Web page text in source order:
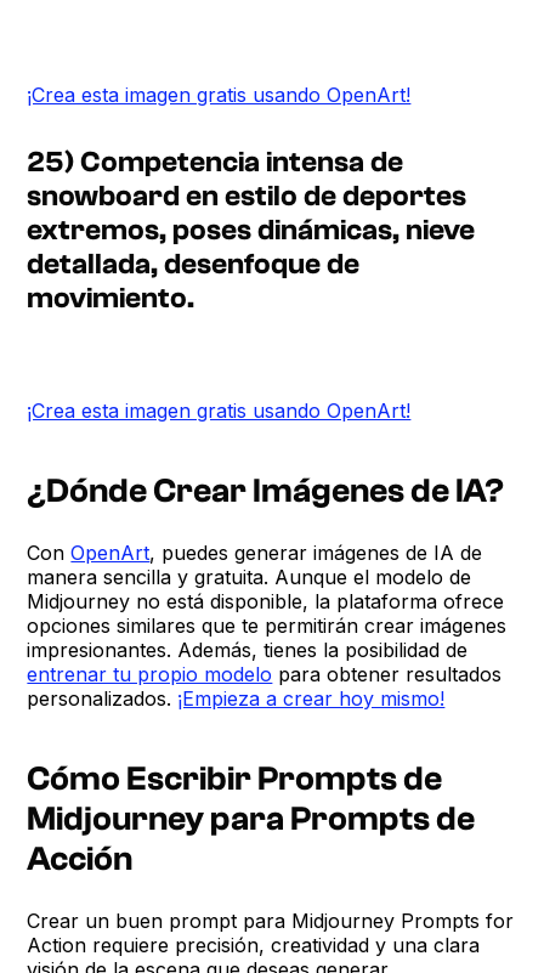
¡Crea esta imagen gratis usando OpenArt!
25) Competencia intensa de
snowboard en estilo de deportes
extremos, poses dinámicas, nieve
detallada, desenfoque de
movimiento.
¡Crea esta imagen gratis usando OpenArt!
¿Dónde Crear Imágenes de IA?
ConOpenArt, puedes generar imágenes de IA de
manera sencilla y gratuita. Aunque el modelo de
Midjourney no está disponible, la plataforma ofrece
opciones similares que te permitirán crear imágenes
impresionantes. Además, tienes la posibilidad de
entrenar tu propio modelo para obtener resultados
personalizados. ¡Empieza a crear hoy mismo!
Cómo Escribir Prompts de
Midjourney para Prompts de
Acción
Crear un buen prompt para Midjourney Prompts for
Action requiere precisión, creatividad y una clara